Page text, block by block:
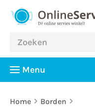
Menu
Home
Borden